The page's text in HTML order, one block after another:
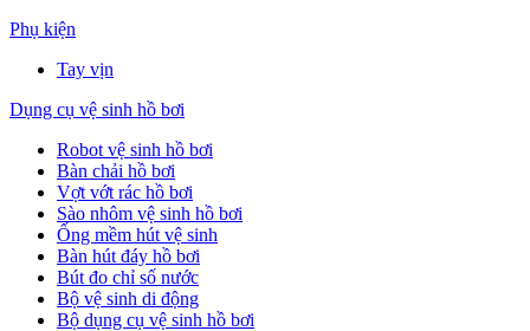
Phụ kiện
Tay vịn
Dụng cụ vệ sinh hồ bơi
Robot vệ sinh hồ bơi
Bàn chải hồ bơi
Vợt vớt rác hồ bơi
Sào nhôm vệ sinh hồ bơi
Ống mềm hút vệ sinh
Bàn hút đáy hồ bơi
Bút đo chỉ số nước
Bộ vệ sinh di động
Bộ dụng cụ vệ sinh hồ bơi